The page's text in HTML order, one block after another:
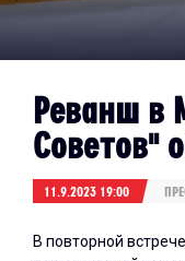
Реванш в
Советов"
11.9.2023 19:00
В повторной